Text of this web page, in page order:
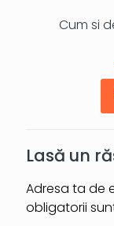
Cum si
Lasă un
Adresa ta de
obligatorii